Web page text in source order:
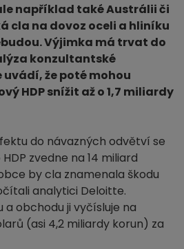
například také Austrálii či
cla na dovoz oceli a hliníku
Výjimka má trvat do
konzultantské
že poté mohou
HDP snížit až o 1,7 miliardy
do návazných odvětví se
zvedne na 14 miliard
by cla znamenala škodu
analytici Deloitte.
obchodu ji vyčísluje na
(asi 4,2 miliardy korun) za